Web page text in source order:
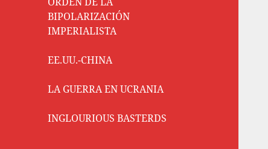
BIPOLARIZACIÓN
IMPERIALISTA
EE.UU.-CHINA
LA GUERRA EN UCRANIA
INGLOURIOUS BASTERDS